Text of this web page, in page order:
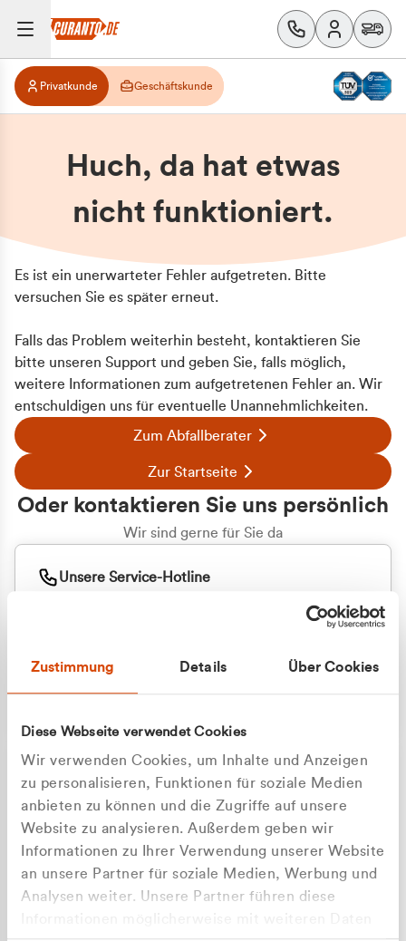
Zustimmung Details Über Cookies
Diese Webseite verwendet Cookies
Wir verwenden Cookies, um Inhalte und Anzeigen
zu personalisieren, Funktionen für soziale Medien
anbieten zu können und die Zugriffe auf unsere
Website zu analysieren. Außerdem geben wir
Informationen zu Ihrer Verwendung unserer Website
an unsere Partner für soziale Medien, Werbung und
Analysen weiter. Unsere Partner führen diese
Privatkunde Geschäftskunde
Huch, da hat etwas
nicht funktioniert.
Es ist ein unerwarteter Fehler aufgetreten. Bitte
versuchen Sie es später erneut.
Falls das Problem weiterhin besteht, kontaktieren Sie
bitte unseren Support und geben Sie, falls möglich,
weitere Informationen zum aufgetretenen Fehler an. Wir
entschuldigen uns für eventuelle Unannehmlichkeiten.
Zum Abfallberater
Zur Startseite
Oder kontaktieren Sie uns persönlich
Wir sind gerne für Sie da
Unsere Service-Hotline
+49 177 8376058
Apilash Balanesan